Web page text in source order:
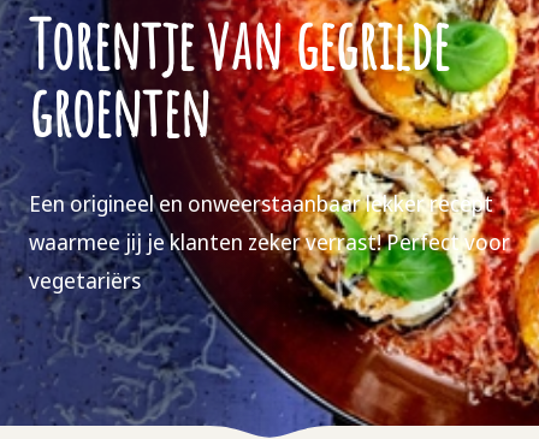
Torentje van gegrilde
groenten
Een origineel en onweerstaanbaar lekker recept
waarmee jij je klanten zeker verrast! Perfect voor
vegetariërs